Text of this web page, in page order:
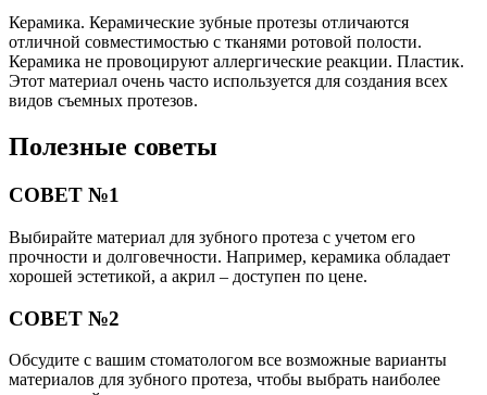
Керамика. Керамические зубные протезы отличаются
отличной совместимостью с тканями ротовой полости.
Керамика не провоцируют аллергические реакции. Пластик.
Этот материал очень часто используется для создания всех
видов съемных протезов.
Полезные советы
СОВЕТ №1
Выбирайте материал для зубного протеза с учетом его
прочности и долговечности. Например, керамика обладает
хорошей эстетикой, а акрил – доступен по цене.
СОВЕТ №2
Обсудите с вашим стоматологом все возможные варианты
материалов для зубного протеза, чтобы выбрать наиболее